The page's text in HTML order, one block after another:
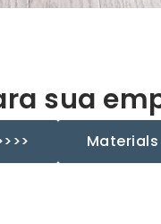
sua
Materials